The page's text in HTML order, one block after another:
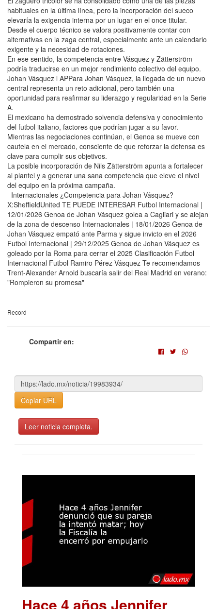
habituales en la última línea, pero la incorporación del sueco
elevaría la exigencia interna por un lugar en el once titular.
Desde el cuerpo técnico se valora positivamente contar con
alternativas en la zaga central, especialmente ante un calendario
exigente y la necesidad de rotaciones.
En ese sentido, la competencia entre Vásquez y Zätterström
podría traducirse en un mejor rendimiento colectivo del equipo.
Johan Vásquez l APPara Johan Vásquez, la llegada de un nuevo
central representa un reto adicional, pero también una
oportunidad para reafirmar su liderazgo y regularidad en la Serie
A.
El mexicano ha demostrado solvencia defensiva y conocimiento
del futbol italiano, factores que podrían jugar a su favor.
Mientras las negociaciones continúan, el Genoa se mueve con
cautela en el mercado, consciente de que reforzar la defensa es
clave para cumplir sus objetivos.
La posible incorporación de Nils Zätterström apunta a fortalecer
al plantel y a generar una sana competencia que eleve el nivel
del equipo en la próxima campaña.
Internacionales ¿Competencia para Johan Vásquez?
X:SheffieldUnited TE PUEDE INTERESAR Futbol Internacional |
12/01/2026 Genoa de Johan Vásquez golea a Cagliari y se alejan
de la zona de descenso Internacionales | 18/01/2026 Genoa de
Johan Vásquez empató ante Parma y sigue invicto en el 2026
Futbol Internacional | 29/12/2025 Genoa de Johan Vásquez es
goleado por la Roma para cerrar el 2025 Clasificación Futbol
Internacional Futbol Ramiro Pérez Vásquez Te recomendamos
Trent-Alexander Arnold buscaría salir del Real Madrid en verano:
"Rompieron su promesa"
Record
Compartir en:
Copiar URL
Leer noticia completa.
Hace 4 años Jennifer